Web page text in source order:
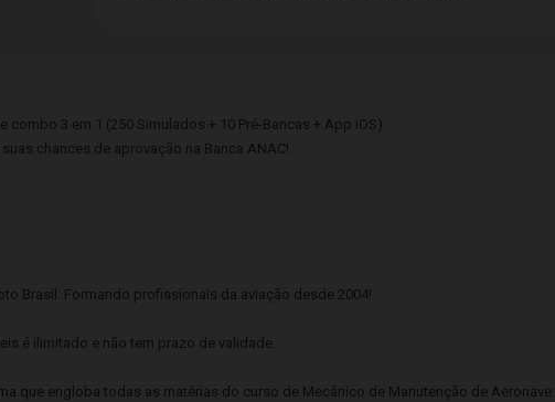
combo 3 em 1 (250 Simulados + 10 Pré-Bancas + App iOS)
chances de aprovação na Banca ANAC!
Brasil. Formando profissionais da aviação desde 2004!
é ilimitado e não tem prazo de validade.
que engloba todas as matérias do curso de Mecânico de Manutenção de Aeronave: